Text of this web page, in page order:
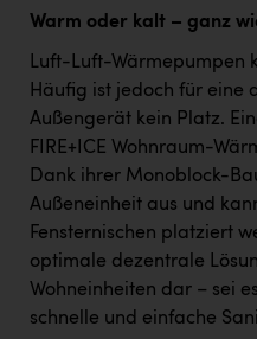
Warm oder kalt – ganz
Luft-Luft-Wärmepumpen
Häufig ist jedoch für
Außengerät kein Platz.
FIRE+ICE Wohnraum-
Dank ihrer Monoblock-
Außeneinheit aus und
Fensternischen platziert
optimale dezentrale
Wohneinheiten dar – sei
schnelle und einfache